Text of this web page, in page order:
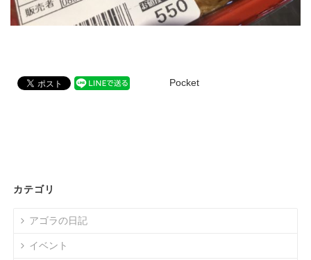
Pocket
カテゴリ
アゴラの日記
イベント